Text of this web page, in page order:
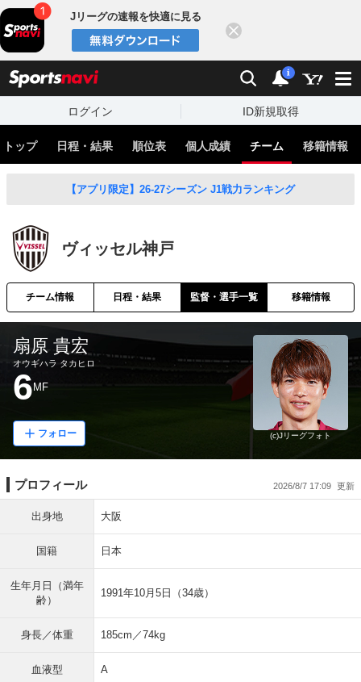
Jリーグの速報を快適に見る
検索 通知
i
ログイン ID新規取得
トップ 日程・結果 順位表 個人成績 チーム 移籍情報
【アプリ限定】26-27シーズン J1戦力ランキング
ヴィッセル神戸
チーム情報 日程・結果 監督・選手一覧 移籍情報
扇原 貴宏
オウギハラ タカヒロ
6 MF
フォロー (c)Jリーグフォト
プロフィール 2026/8/7 17:09
出身地 大阪
国籍 日本
生年月日（満年
齢）
1991年10月5日（34歳）
身長／体重 185cm／74kg
血液型 A